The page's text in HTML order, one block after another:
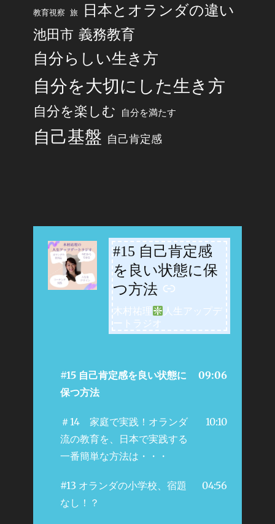
教育視察 旅 日本とオランダの違い
池田市 義務教育
自分らしい生き方
自分を大切にした生き方
自分を楽しむ 自分を満たす
自己基盤 自己肯定感
#15 自己肯定感
を良い状態に保
つ方法
-
木村祐理
人生アップデ
ートラジオ
#15 自己肯定感を良い状態に
保つ方法
09:06
＃14 家庭で実践！オランダ
流の教育を、日本で実践する
一番簡単な方法は・・・
10:10
#13 オランダの小学校、宿題
なし！？
04:56